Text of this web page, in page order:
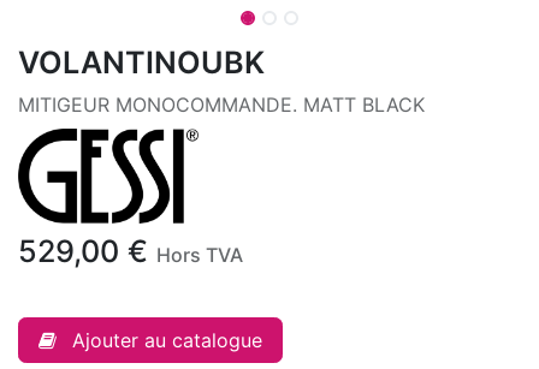
VOLANTINOUBK
MITIGEUR MONOCOMMANDE. MATT BLACK
529,00 € Hors TVA
Ajouter au catalogue